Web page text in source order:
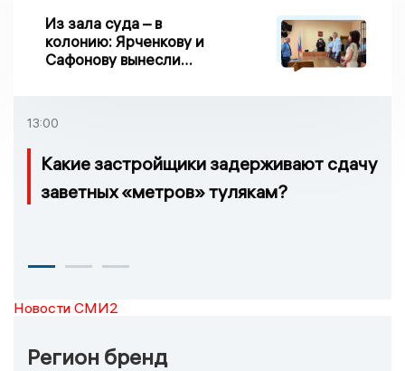
Из зала суда – в
колонию: Ярченкову и
Сафонову вынесли
13:00
Какие застройщики задерживают сдачу
заветных «метров» тулякам?
Новости СМИ2
Регион бренд